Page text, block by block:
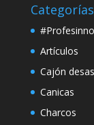
Categorías
Artículos
Cajón
Canicas
Charcos